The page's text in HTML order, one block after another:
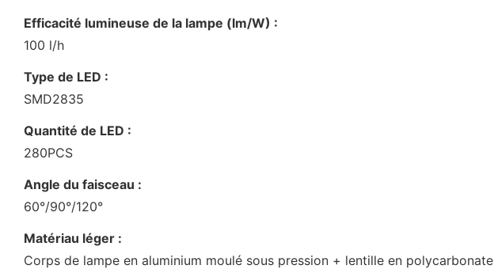
Efficacité lumineuse de la lampe (lm/W) :
100 l/h
Type de LED :
SMD2835
Quantité de LED :
280PCS
Angle du faisceau :
60°/90°/120°
Matériau léger :
Corps de lampe en aluminium moulé sous pression + lentille en polycarbonate